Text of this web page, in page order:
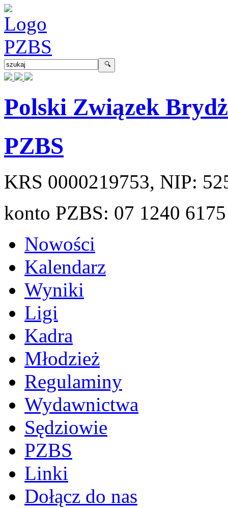
Polski Związek
PZBS
KRS 0000219753, NIP:
konto PZBS: 07 1240
Nowości
Kalendarz
Wyniki
Ligi
Kadra
Młodzież
Regulaminy
Wydawnictwa
Sędziowie
PZBS
Linki
Dołącz do nas